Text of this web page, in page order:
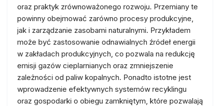
oraz praktyk zrównoważonego rozwoju. Przemiany te
powinny obejmować zarówno procesy produkcyjne,
jak i zarządzanie zasobami naturalnymi. Przykładem
może być zastosowanie odnawialnych źródeł energii
w zakładach produkcyjnych, co pozwala na redukcję
emisji gazów cieplarnianych oraz zmniejszenie
zależności od paliw kopalnych. Ponadto istotne jest
wprowadzenie efektywnych systemów recyklingu
oraz gospodarki o obiegu zamkniętym, które pozwalają